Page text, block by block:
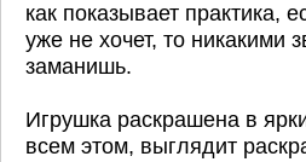
как показывает практика,
уже не хочет, то никакими
заманишь.
Игрушка раскрашена в
всем этом, выглядит